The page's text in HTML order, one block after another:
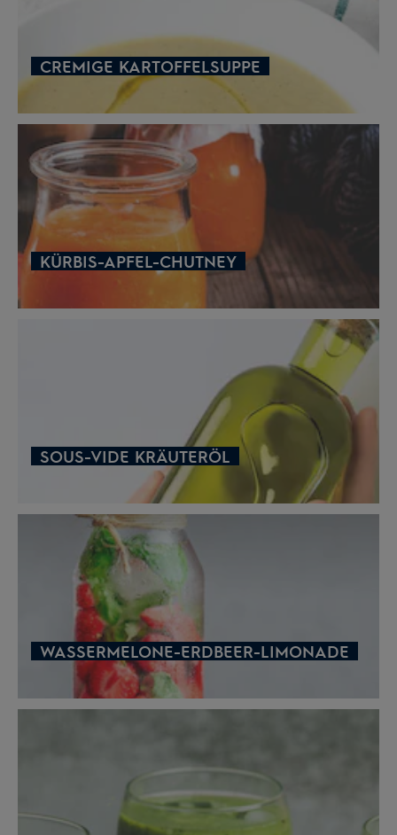
CREMIGE KARTOFFELSUPPE
KÜRBIS-APFEL-CHUTNEY
SOUS-VIDE KRÄUTERÖL
WASSERMELONE-ERDBEER-LIMONADE